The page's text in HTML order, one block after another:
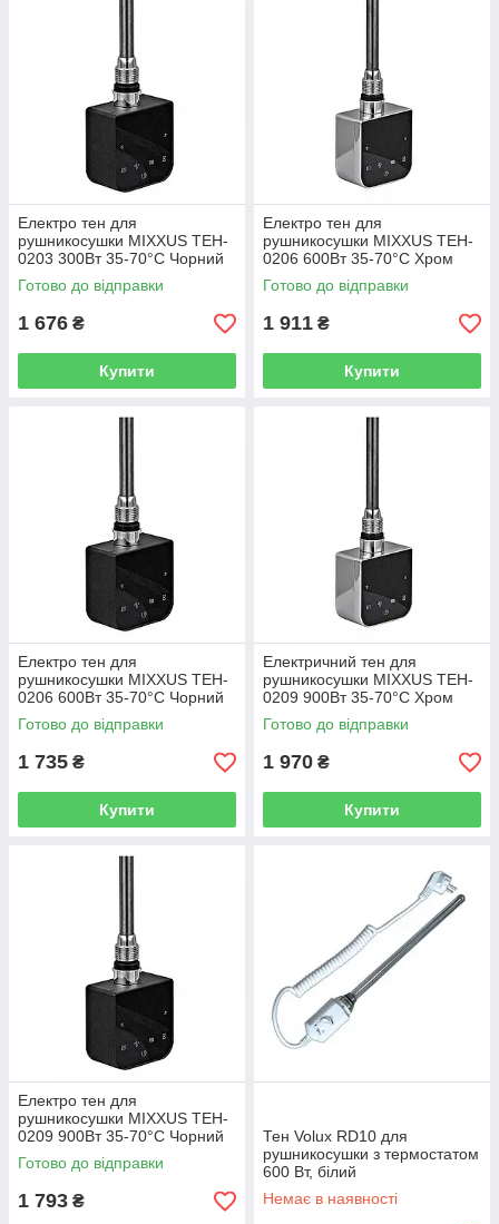
Електро тен для
рушникосушки MIXXUS TEH-
0203 300Вт 35-70°C Чорний
Готово до відправки
1 676 ₴
Купити
Електро тен для
рушникосушки MIXXUS TEH-
0206 600Вт 35-70°C Хром
Готово до відправки
1 911 ₴
Купити
Електро тен для
рушникосушки MIXXUS TEH-
0206 600Вт 35-70°C Чорний
Готово до відправки
1 735 ₴
Купити
Електричний тен для
рушникосушки MIXXUS TEH-
0209 900Вт 35-70°C Хром
Готово до відправки
1 970 ₴
Купити
Електро тен для
рушникосушки MIXXUS TEH-
0209 900Вт 35-70°C Чорний
Готово до відправки
1 793 ₴
Тен Volux RD10 для
рушникосушки з термостатом
600 Вт, білий
Немає в наявності